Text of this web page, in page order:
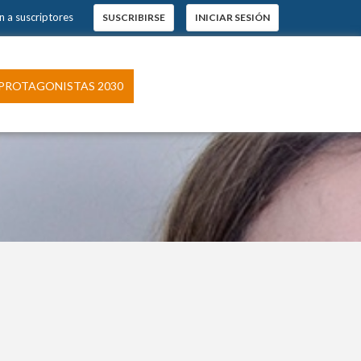
SUSCRIBIRSE INICIAR SESIÓN
a suscriptores
2030
×